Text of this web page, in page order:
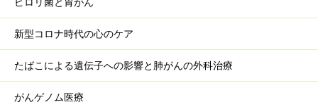
新型コロナ時代の心のケア
たばこによる遺伝子への影響と肺がんの外科治療
がんゲノム医療